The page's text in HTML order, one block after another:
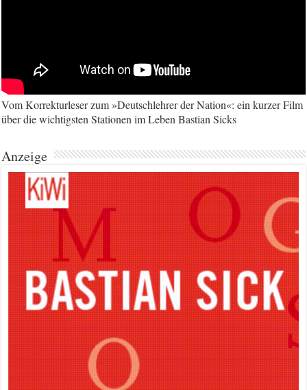
Vom Korrekturleser zum »Deutschlehrer der Nation«: ein kurzer Film
über die wichtigsten Stationen im Leben Bastian Sicks
Anzeige